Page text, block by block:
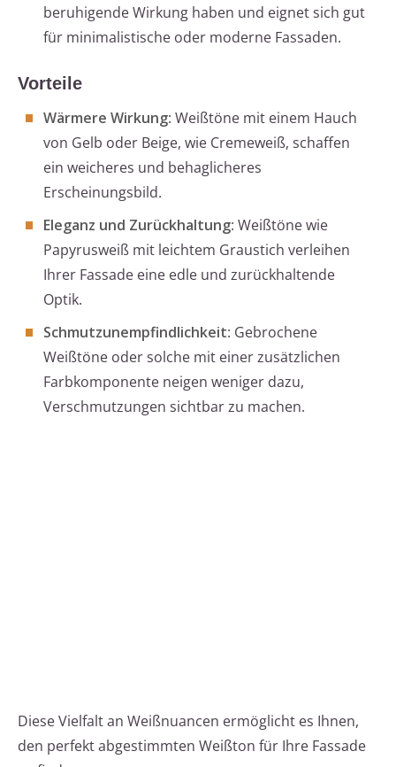
beruhigende Wirkung haben und eignet sich gut
für minimalistische oder moderne Fassaden.
Vorteile
Wärmere Wirkung: Weißtöne mit einem Hauch
von Gelb oder Beige, wie Cremeweiß, schaffen
ein weicheres und behaglicheres
Erscheinungsbild.
Eleganz und Zurückhaltung: Weißtöne wie
Papyrusweiß mit leichtem Graustich verleihen
Ihrer Fassade eine edle und zurückhaltende
Optik.
Schmutzunempfindlichkeit: Gebrochene
Weißtöne oder solche mit einer zusätzlichen
Farbkomponente neigen weniger dazu,
Verschmutzungen sichtbar zu machen.
Diese Vielfalt an Weißnuancen ermöglicht es Ihnen,
den perfekt abgestimmten Weißton für Ihre Fassade